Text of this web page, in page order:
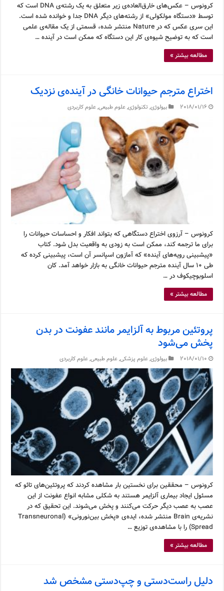
کرونوس – عکس‌های خارق‌العاده‌ی زیر متعلق به یک رشته‌ی DNA است که
توسط «دستگاه مولکولی» از رشته‌های دیگر DNA جدا و خوانده شده است.
این سری عکس که در Nature منتشر شده، قسمتی از یک مقاله‌ی علمی
است که به توضیح شیوه‌ی کار این دستگاه که ممکن است در آینده …
مطالعه بیشتر »
اختراع مترجم حیوانات خانگی در آینده‌ی نزدیک
2018/01/16 بیولوژی, تکنولوژی,علوم طبیعی,علوم کاربردی
کرونوس – آرزوی اختراع دستگاهی که بتواند افکار و احساسات حیوانات را
برای ما ترجمه کند، ممکن است به زودی به واقعیت بدل شود. کتاب
«پیشبینی رویه‌های آینده» که آمازون اسپانسر آن است، پیشبینی کرده که
طی ۱۰ سال آینده مترجم حیوانات خانگی به بازار خواهد آمد. کان
اسلوبوچیکوف در …
مطالعه بیشتر »
پروتئین مربوط به آلزایمر مانند عفونت در بدن
پخش می‌شود
2018/01/10 بیولوژی,علوم پزشکی,علوم طبیعی,علوم کاربردی
کرونوس – محققین برای نخستین بار مشاهده کردند که پروتئین‌های تائو که
مسئول ایجاد بیماری آلزایمر هستند به شکلی مشابه انواع عفونت از این
عصب به عصب دیگر حرکت می‌کنند و پخش می‌شوند. این تحقیق که در
نشریه‌ی Brain منتشر شده، ایده‌ی «پخش بین‌نورونی» (Transneuronal
Spread) را با مشاهده‌ی توزیع …
مطالعه بیشتر »
دلیل راست‌دستی و چپ‌دستی مشخص شد